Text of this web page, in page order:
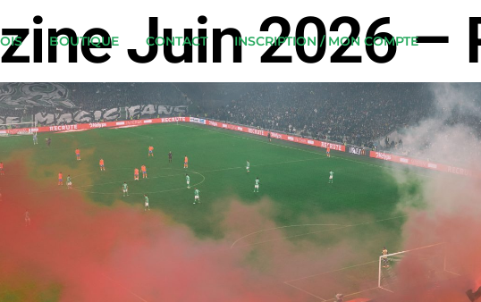
BOUTIQUE CONTACT INSCRIPTION / MON COMPTE
Juin 2026 –